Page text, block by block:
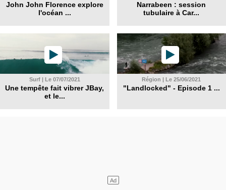
John John Florence explore
l'océan ...
Narrabeen : session
tubulaire à Car...
Surf | Le 07/07/2021
Une tempête fait vibrer JBay,
et le...
Région | Le 25/06/2021
"Landlocked" - Episode 1 ...